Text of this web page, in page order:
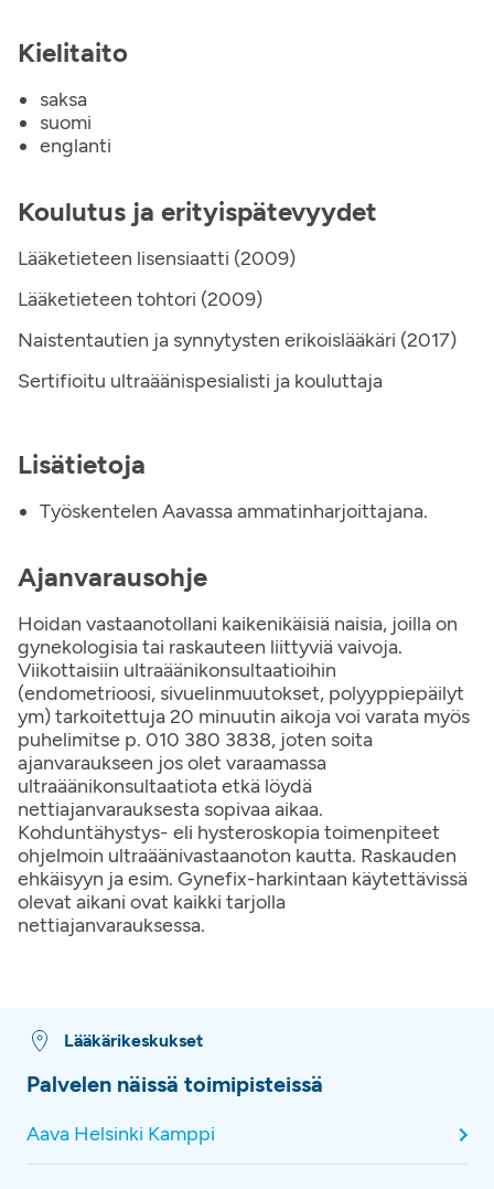
Kielitaito
saksa
suomi
englanti
Koulutus ja erityispätevyydet
Lääketieteen lisensiaatti (2009)
Lääketieteen tohtori (2009)
Naistentautien ja synnytysten erikoislääkäri (2017)
Sertifioitu ultraäänispesialisti ja kouluttaja
Lisätietoja
Työskentelen Aavassa ammatinharjoittajana.
Ajanvarausohje
Hoidan vastaanotollani kaikenikäisiä naisia, joilla on
gynekologisia tai raskauteen liittyviä vaivoja.
Viikottaisiin ultraäänikonsultaatioihin
(endometrioosi, sivuelinmuutokset, polyyppiepäilyt
ym) tarkoitettuja 20 minuutin aikoja voi varata myös
puhelimitse p. 010 380 3838, joten soita
ajanvaraukseen jos olet varaamassa
ultraäänikonsultaatiota etkä löydä
nettiajanvarauksesta sopivaa aikaa.
Kohduntähystys- eli hysteroskopia toimenpiteet
ohjelmoin ultraäänivastaanoton kautta. Raskauden
ehkäisyyn ja esim. Gynefix-harkintaan käytettävissä
olevat aikani ovat kaikki tarjolla
nettiajanvarauksessa.
Lääkärikeskukset
Palvelen näissä toimipisteissä
Aava Helsinki Kamppi